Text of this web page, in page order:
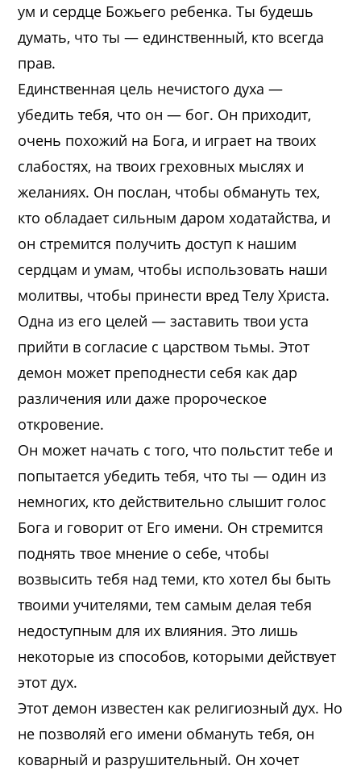
ум и сердце Божьего ребенка. Ты будешь
думать, что ты — единственный, кто всегда
прав.
Единственная цель нечистого духа —
убедить тебя, что он — бог. Он приходит,
очень похожий на Бога, и играет на твоих
слабостях, на твоих греховных мыслях и
желаниях. Он послан, чтобы обмануть тех,
кто обладает сильным даром ходатайства, и
он стремится получить доступ к нашим
сердцам и умам, чтобы использовать наши
молитвы, чтобы принести вред Телу Христа.
Одна из его целей — заставить твои уста
прийти в согласие с царством тьмы. Этот
демон может преподнести себя как дар
различения или даже пророческое
откровение.
Он может начать с того, что польстит тебе и
попытается убедить тебя, что ты — один из
немногих, кто действительно слышит голос
Бога и говорит от Его имени. Он стремится
поднять твое мнение о себе, чтобы
возвысить тебя над теми, кто хотел бы быть
твоими учителями, тем самым делая тебя
недоступным для их влияния. Это лишь
некоторые из способов, которыми действует
этот дух.
Этот демон известен как религиозный дух. Но
не позволяй его имени обмануть тебя, он
коварный и разрушительный. Он хочет